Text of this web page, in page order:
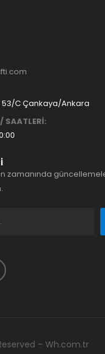
C Çankaya/Ankara
SAATLERİ:
zamanında
– Wh.com.tr